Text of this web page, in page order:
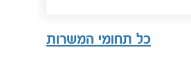
כל תחומי המשרות